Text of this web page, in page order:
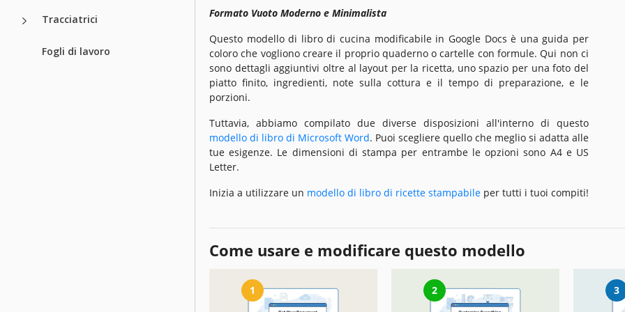
Tracciatrici
Fogli di lavoro
Formato Vuoto Moderno e Minimalista
Questo modello di libro di cucina modificabile in Google Docs è una guida per
coloro che vogliono creare il proprio quaderno o cartelle con formule. Qui non ci
sono dettagli aggiuntivi oltre al layout per la ricetta, uno spazio per una foto del
piatto finito, ingredienti, note sulla cottura e il tempo di preparazione, e le
porzioni.
Tuttavia, abbiamo compilato due diverse disposizioni all'interno di questo
modello di libro di Microsoft Word. Puoi scegliere quello che meglio si adatta alle
tue esigenze. Le dimensioni di stampa per entrambe le opzioni sono A4 e US
Letter.
Inizia a utilizzare un modello di libro di ricette stampabile per tutti i tuoi compiti!
Come usare e modificare questo modello
1 2 3